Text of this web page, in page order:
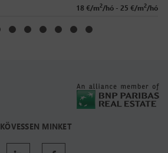
18 €/m2/hó - 25 €/m2/hó
KÖVESSEN MINKET